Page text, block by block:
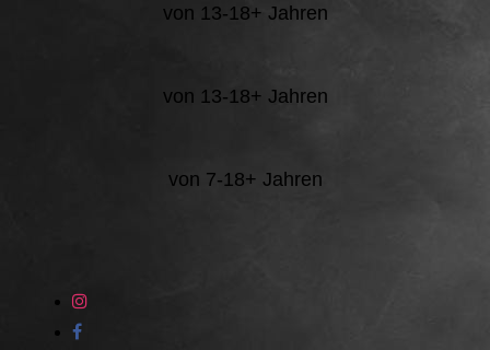
von 13-18+ Jahren
von 13-18+ Jahren
von 7-18+ Jahren